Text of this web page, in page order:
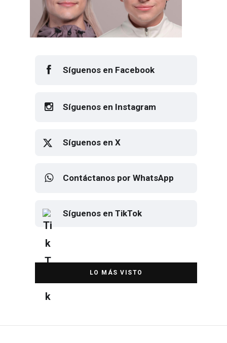
Síguenos en Facebook
Síguenos en Instagram
Síguenos en X
Contáctanos por WhatsApp
Síguenos en TikTok
DESTACADA
Elton John regresa a CDMX para
despedirse en el Estadio Banorte